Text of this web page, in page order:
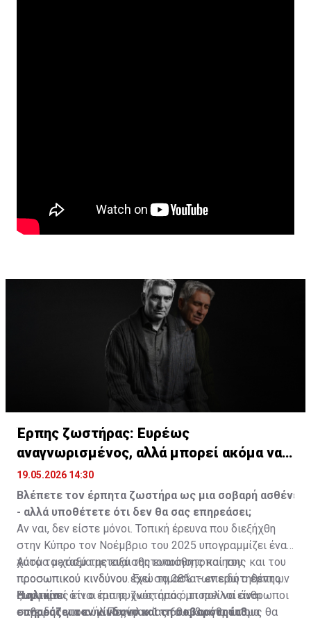
Έρπης ζωστήρας: Ευρέως
αναγνωρισμένος, αλλά μπορεί ακόμα να
υποτιμάται
19.05.2026 14:30
Βλέπετε τον έρπητα ζωστήρα ως μια σοβαρή ασθένεια
- αλλά υποθέτετε ότι δεν θα σας επηρεάσει;
Αν ναι, δεν είστε μόνοι. Τοπική έρευνα που διεξήχθη
στην Κύπρο τον Νοέμβριο του 2025 υπογραμμίζει ένα
χάσμα μεταξύ της ευαισθητοποίησης και του
προσωπικού κινδύνου. Ενώ το 38% των ερωτηθέντων
συμφωνεί ότι ο έρπης ζωστήρας μπορεί να είναι
σοβαρός για ενήλικες ηλικίας 60+ και για άτομα
Αυτό το χάσμα μεταξύ της ευαισθητοποίησης και του
προσωπικού κινδύνου έχει σημασία - επειδή ο έρπης
ζωστήρας είναι πιο συχνός από ό,τι πολλοί άνθρωποι
συνειδητοποιούν. Περίπου 1 στους 3 ανθρώπους θα
Η ηλικία
επηρεάζει τον κίνδυνο και τη σοβαρότητα3